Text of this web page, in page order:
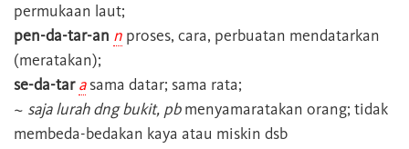
permukaan laut;
pen-da-tar-an n proses, cara, perbuatan mendatarkan
(meratakan);
se-da-tar asama datar; sama rata;
~ saja lurah dng bukit, pbmenyamaratakan orang; tidak
membeda-bedakan kaya atau miskin dsb